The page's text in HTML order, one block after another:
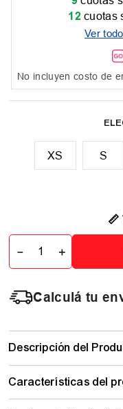
12 cuotas
Ver
No incluyen costo de
XS
📏
＋
－
Calculá tu
Descripción del
Características del